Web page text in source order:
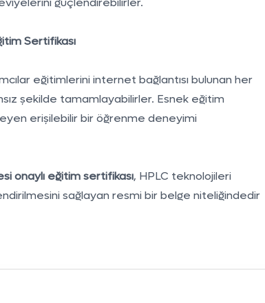
Sertifikası
eğitimlerini internet bağlantısı bulunan her
şekilde tamamlayabilirler. Esnek eğitim
erişilebilir bir öğrenme deneyimi
onaylı eğitim sertifikası, HPLC teknolojileri
sağlayan resmi bir belge niteliğindedir